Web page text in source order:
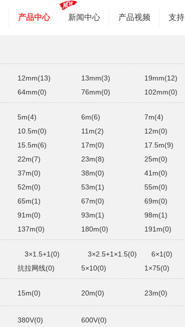
产品中心 新闻中心 产品视频 支持
12mm(13) 13mm(3) 19mm(12)
64mm(0) 76mm(0) 102mm(0)
5m(4) 6m(6) 7m(4)
10.5m(0) 11m(2) 12m(0)
15.5m(6) 17m(0) 17.5m(9)
22m(7) 23m(8) 25m(0)
37m(0) 38m(0) 41m(0)
52m(0) 53m(1) 55m(0)
65m(1) 67m(0) 69m(0)
91m(0) 93m(1) 98m(1)
137m(0) 180m(0) 191m(0)
3×1.5+1(0) 3×2.5+1×1.5(0) 6×1(0)
抗拉网线(0) 5×10(0) 1×75(0)
15m(0) 20m(0) 23m(0)
380V(0) 600V(0)